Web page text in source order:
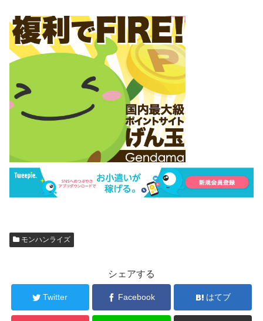
モンハンライズ
シェアする
Twitter Facebook はてブ